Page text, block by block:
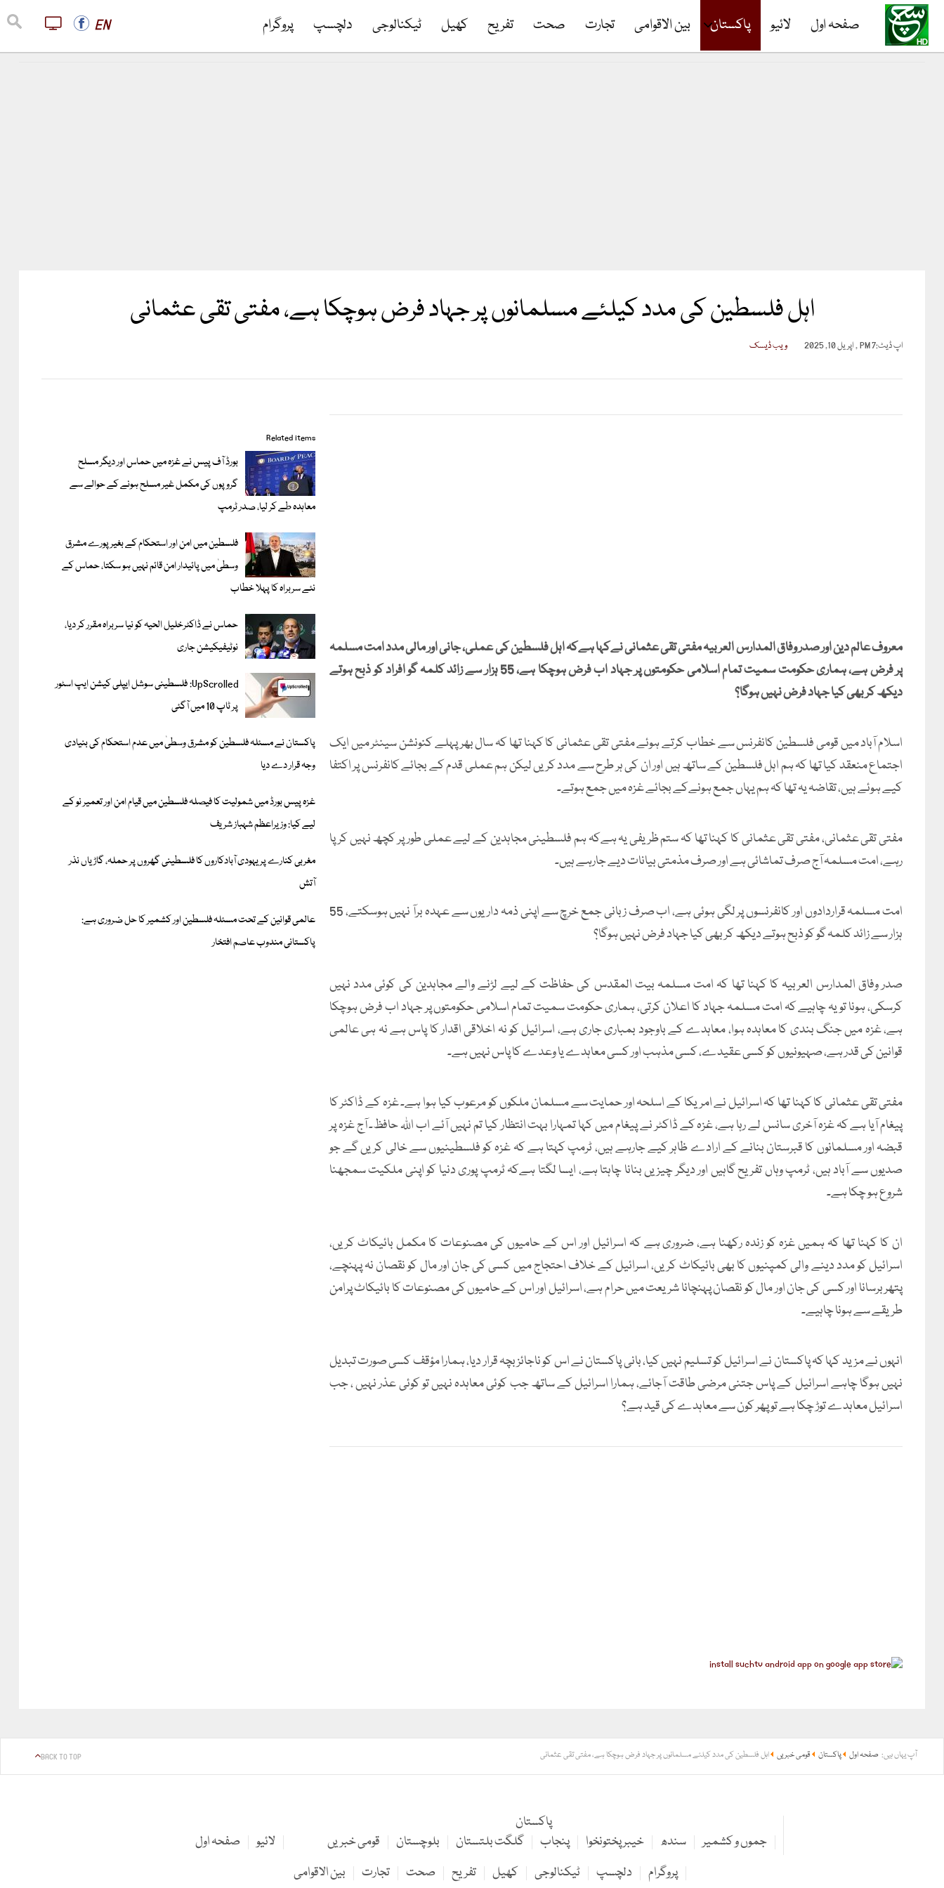
صفحہ اول لائیو پاکستان بین الاقوامی تجارت صحت تفریح کھیل ٹیکنالوجی دلچسپ پروگرام EN
اہل فلسطین کی مدد کیلئے مسلمانوں پر جہاد فرض ہوچکا ہے، مفتی تقی عثمانی
اپ ڈیٹ:7 PM , اپریل 10, 2025 ویب ڈیسک
معروف عالم دین اور صدر وفاق المدارس العربیہ مفتی تقی عثمانی نےکہا ہےکہ اہل فلسطین کی عملی، جانی اور مالی مدد امت مسلمہ
پر فرض ہے، ہماری حکومت سمیت تمام اسلامی حکومتوں پر جہاد اب فرض ہوچکا ہے، 55 ہزار سے زائد کلمہ گو افراد کو ذبح ہوتے
دیکھ کر بھی کیا جہاد فرض نہیں ہوگا؟
اسلام آباد میں قومی فلسطین کانفرنس سے خطاب کرتے ہوئے مفتی تقی عثمانی کا کہنا تھا کہ سال بھر پہلے کنونشن سینٹر میں ایک
اجتماع منعقد کیا تھا کہ ہم اہل فلسطین کے ساتھ ہیں اور ان کی ہر طرح سے مدد کریں لیکن ہم عملی قدم کے بجائے کانفرنس پر اکتفا
کیے ہوئے ہیں، تقاضہ یہ تھا کہ ہم یہاں جمع ہونےکے بجائے غزہ میں جمع ہوتے۔
مفتی تقی عثمانی، مفتی تقی عثمانی کا کہنا تھا کہ ستم ظریفی یہ ہےکہ ہم فلسطینی مجاہدین کے لیے عملی طورپر کچھ نہیں کرپا
رہے، امت مسلمہ آج صرف تماشائی ہے اور صرف مذمتی بیانات دیے جارہے ہیں۔
امت مسلمہ قراردادوں اور کانفرنسوں پر لگی ہوئی ہے، اب صرف زبانی جمع خرچ سے اپنی ذمہ داریوں سے عہدہ برآ نہیں ہوسکتے، 55
ہزار سے زائد کلمہ گو کو ذبح ہوتے دیکھ کر بھی کیا جہاد فرض نہیں ہوگا؟
صدر وفاق المدارس العربیہ کا کہنا تھا کہ امت مسلمہ بیت المقدس کی حفاظت کے لیے لڑنے والے مجاہدین کی کوئی مدد نہیں
کرسکی، ہونا تو یہ چاہیے کہ امت مسلمہ جہاد کا اعلان کرتی، ہماری حکومت سمیت تمام اسلامی حکومتوں پر جہاد اب فرض ہوچکا
ہے، غزہ میں جنگ بندی کا معاہدہ ہوا، معاہدے کے باوجود بمباری جاری ہے، اسرائیل کو نہ اخلاقی اقدار کا پاس ہے نہ ہی عالمی
قوانین کی قدر ہے، صہیونیوں کو کسی عقیدے، کسی مذہب اور کسی معاہدے یا وعدے کا پاس نہیں ہے۔
مفتی تقی عثمانی کا کہنا تھا کہ اسرائیل نے امریکا کے اسلحہ اور حمایت سے مسلمان ملکوں کو مرعوب کیا ہوا ہے۔ غزہ کے ڈاکٹر کا
پیغام آیا ہے کہ غزہ آخری سانس لے رہا ہے، غزہ کے ڈاکٹر نے پیغام میں کہا تمہارا بہت انتظار کیا تم نہیں آئے اب اللہ حافظ۔ آج غزہ پر
قبضہ اور مسلمانوں کا قبرستان بنانے کے ارادے ظاہر کیے جارہے ہیں، ٹرمپ کہتا ہے کہ غزہ کو فلسطینیوں سے خالی کریں گے جو
صدیوں سے آباد ہیں، ٹرمپ وہاں تفریح گاہیں اور دیگر چیزیں بنانا چاہتا ہے، ایسا لگتا ہےکہ ٹرمپ پوری دنیا کو اپنی ملکیت سمجھنا
شروع ہو چکا ہے۔
ان کا کہنا تھا کہ ہمیں غزہ کو زندہ رکھنا ہے، ضروری ہے کہ اسرائیل اور اس کے حامیوں کی مصنوعات کا مکمل بائیکاٹ کریں،
اسرائیل کو مدد دینے والی کمپنیوں کا بھی بائیکاٹ کریں، اسرائیل کے خلاف احتجاج میں کسی کی جان اور مال کو نقصان نہ پہنچے،
پتھر برسانا اور کسی کی جان اور مال کو نقصان پہنچانا شریعت میں حرام ہے، اسرائیل اور اس کے حامیوں کی مصنوعات کا بائیکاٹ پرامن
طریقے سے ہونا چاہیے۔
انہوں نے مزید کہا کہ پاکستان نے اسرائیل کو تسلیم نہیں کیا، بانی پاکستان نے اس کو ناجائز بچہ قرار دیا، ہمارا مؤقف کسی صورت تبدیل
نہیں ہوگا چاہے اسرائیل کے پاس جتنی مرضی طاقت آجائے، ہمارا اسرائیل کے ساتھ جب کوئی معاہدہ نہیں تو کوئی عذر نہیں ، جب
اسرائیل معاہدے توڑ چکا ہے تو پھر کون سے معاہدے کی قید ہے؟
Related items
بورڈ آف پیس نے غزہ میں حماس اور دیگر مسلح
گروپوں کی مکمل غیر مسلح ہونے کے حوالے سے
معاہدہ طے کر لیا، صدر ٹرمپ
فلسطین میں امن اور استحکام کے بغیر پورے مشرق
وسطیٰ میں پائیدار امن قائم نہیں ہو سکتا، حماس کے
نئے سربراہ کا پہلا خطاب
حماس نے ڈاکٹرخلیل الحیہ کو نیا سربراہ مقرر کر دیا،
نوٹیفیکیشن جاری
UpScrolled: فلسطینی سوشل ایپلی کیشن ایپ اسٹور
پر ٹاپ 10 میں آگئی
پاکستان نے مسئلہ فلسطین کو مشرق وسطیٰ میں عدم استحکام کی بنیادی
وجہ قرار دے دیا
غزہ پیس بورڈ میں شمولیت کا فیصلہ فلسطین میں قیام امن اور تعمیر نو کے
لیے کیا: وزیراعظم شہباز شریف
مغربی کنارے پر یہودی آبادکاروں کا فلسطینی گھروں پر حملہ، گاڑیاں نذر
آتش
عالمی قوانین کے تحت مسئلہ فلسطین اور کشمیر کا حل ضروری ہے:
پاکستانی مندوب عاصم افتخار
آپ یہاں ہیں: صفحہ اول پاکستان قومی خبریں اہل فلسطین کی مدد کیلئے مسلمانوں پر جہاد فرض ہوچکا ہے، مفتی تقی عثمانی BACK TO TOP
صفحہ اول لائیو
پاکستان
قومی خبریں
بلوچستان گلگت بلتستان پنجاب خیبر پختونخوا سندھ
جموں و کشمیر
بین الاقوامی
تجارت صحت تفریح کھیل ٹیکنالوجی دلچسپ پروگرام